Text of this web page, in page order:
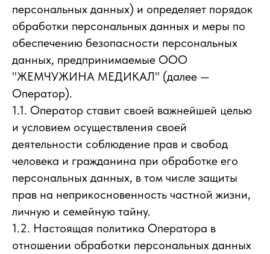
персональных данных) и определяет порядок
обработки персональных данных и меры по
обеспечению безопасности персональных
данных, предпринимаемые ООО
"ЖЕМЧУЖИНА МЕДИКАЛ" (далее —
Оператор).
1.1. Оператор ставит своей важнейшей целью
и условием осуществления своей
деятельности соблюдение прав и свобод
человека и гражданина при обработке его
персональных данных, в том числе защиты
прав на неприкосновенность частной жизни,
личную и семейную тайну.
1.2. Настоящая политика Оператора в
отношении обработки персональных данных